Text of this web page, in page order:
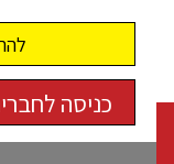
כניסה